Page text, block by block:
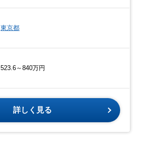
東京都
523.6～840万円
詳しく見る